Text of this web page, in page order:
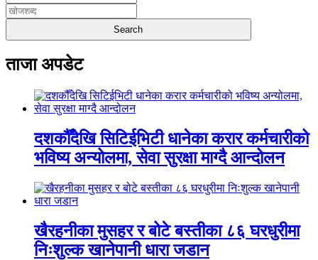
ताजा अपडेट
दशकौँदेखि सिटिईभिटी धानेका करार कर्मचारीको
भविष्य अन्योलमा, सेवा सुरक्षा माग्दै आन्दोलन
खैरहनीका मुसहर र बोटे बस्तीका ८६ घरधुरीमा
निःशुल्क खानेपानी धारा जडान